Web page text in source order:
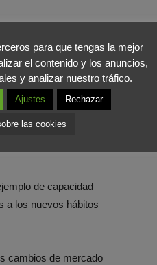
para las firmas
bien posicionadas,
Isla anunciaba que
de capacidad
a los nuevos hábitos
cambios de mercado
para que tengas la mejor
el contenido y los anuncios,
y analizar nuestro tráfico.
Ajustes Rechazar
las cookies